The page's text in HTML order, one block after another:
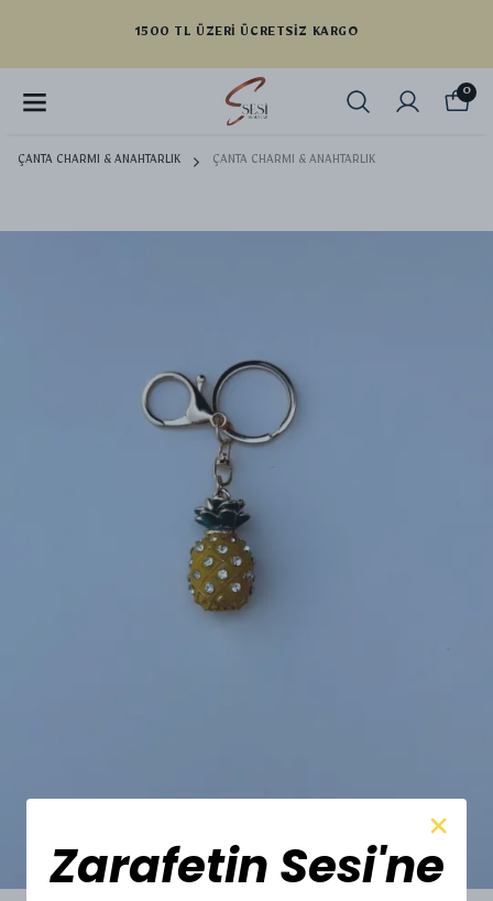
1500 TL ÜZERI ÜCRETSIZ KARGO
0
ÇANTA CHARMI & ANAHTARLIK ÇANTA CHARMI & ANAHTARLIK
Zarafetin Sesi'ne